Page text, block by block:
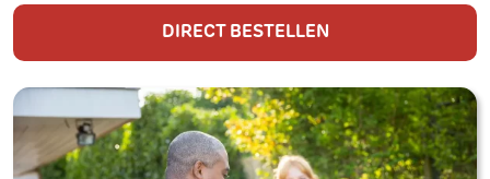
DIRECT BESTELLEN